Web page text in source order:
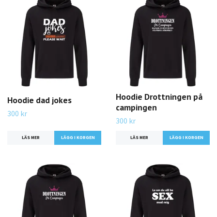
Hoodie dad jokes
300 kr
LÄS MER LÄGG I KORGEN
Hoodie Drottningen på
campingen
300 kr
LÄS MER LÄGG I KORGEN